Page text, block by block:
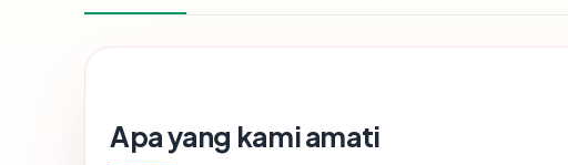
Apa yang kami amati